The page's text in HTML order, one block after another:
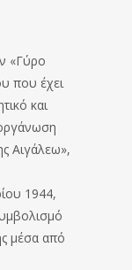
«Γύρο
που έχει
και
Αιγάλεω»,
1944,
μέσα από